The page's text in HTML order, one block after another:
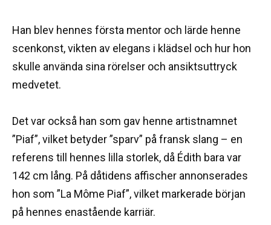
Han blev hennes första mentor och lärde henne
scenkonst, vikten av elegans i klädsel och hur hon
skulle använda sina rörelser och ansiktsuttryck
medvetet.
Det var också han som gav henne artistnamnet
”Piaf”, vilket betyder ”sparv” på fransk slang – en
referens till hennes lilla storlek, då Édith bara var
142 cm lång. På dåtidens affischer annonserades
hon som ”La Môme Piaf”, vilket markerade början
på hennes enastående karriär.